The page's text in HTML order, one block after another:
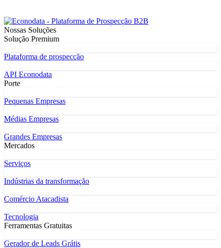
Nossas Soluções
Solução Premium
Plataforma de prospecção
API Econodata
Porte
Pequenas Empresas
Médias Empresas
Grandes Empresas
Mercados
Serviços
Indústrias da transformação
Comércio Atacadista
Tecnologia
Ferramentas Gratuitas
Gerador de Leads Grátis